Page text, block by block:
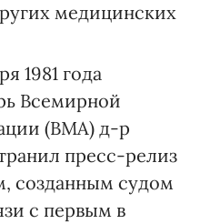
медицинских
1981 года
Всемирной
(ВМА) д-р
пресс-релиз
созданным судом
с первым в